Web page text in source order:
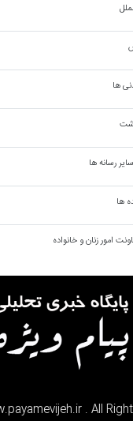
ها
رسانه ها
ها
امور زنان و خانواده
. All